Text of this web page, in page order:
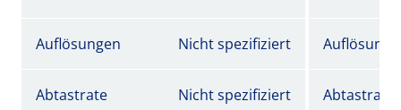
Auflösungen Nicht spezifiziert
Abtastrate Nicht spezifiziert Abtastrate